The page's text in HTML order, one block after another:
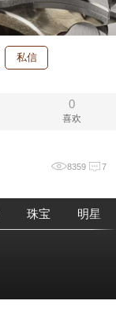
私信
0
喜欢
8359 7
珠宝 明星